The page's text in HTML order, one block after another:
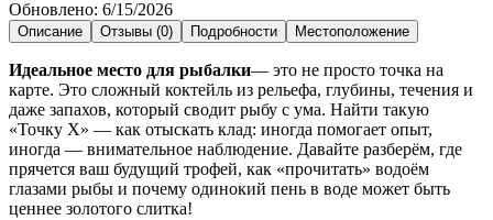
Обновлено: 6/15/2026
Описание Отзывы (0) Подробности Местоположение
Идеальное место для рыбалки— это не просто точка на
карте. Это сложный коктейль из рельефа, глубины, течения и
даже запахов, который сводит рыбу с ума. Найти такую
«Точку Х» — как отыскать клад: иногда помогает опыт,
иногда — внимательное наблюдение. Давайте разберём, где
прячется ваш будущий трофей, как «прочитать» водоём
глазами рыбы и почему одинокий пень в воде может быть
ценнее золотого слитка!